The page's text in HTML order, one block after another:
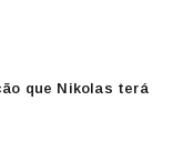
que Nikolas terá